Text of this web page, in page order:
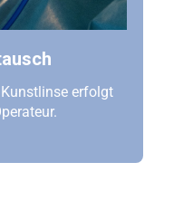
erfolgt